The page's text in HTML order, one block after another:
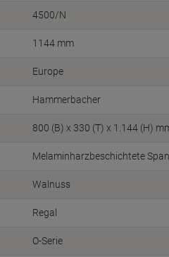
4500/N
1144 mm
Europe
Hammerbacher
800 (B) x 330 (T) x 1.144 (H)
Melaminharzbeschichtete
Walnuss
Regal
O-Serie